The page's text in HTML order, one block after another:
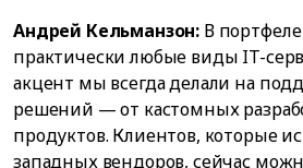
Андрей Кельманзон: В
практически любые виды IT-
акцент мы всегда делали на
решений — от кастомных
продуктов. Клиентов, которые
западных вендоров, сейчас